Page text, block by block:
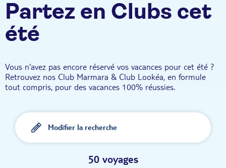
Partez en Clubs cet
été
Vous n'avez pas encore réservé vos vacances pour cet été ?
Retrouvez nos Club Marmara & Club Lookéa, en formule
tout compris, pour des vacances 100% réussies.
Modifier la recherche
50 voyages